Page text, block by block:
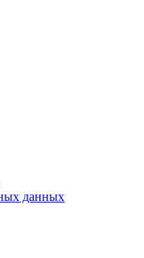
данных